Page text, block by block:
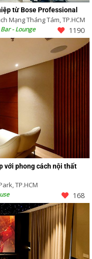
từ Bose Professional
Mạng Tháng Tám, TP.HCM
- Lounge 1190
với phong cách nội thất
TP.HCM
168